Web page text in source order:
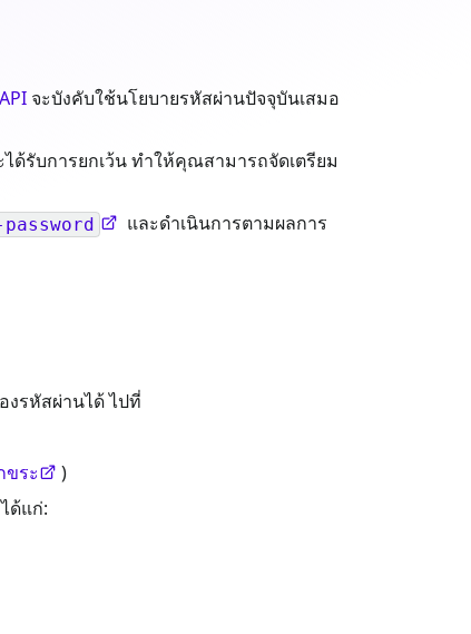
จะบังคับใช้นโยบายรหัสผ่านปัจจุบันเสมอ
ได้รับการยกเว้น ทำให้คุณสามารถจัดเตรียม
และดำเนินการตามผลการ
รหัสผ่านได้ ไปที่
ขระ
)
ด้แก่: